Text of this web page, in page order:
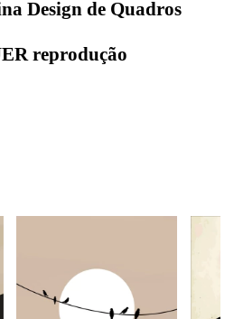
Design de Quadros
reprodução